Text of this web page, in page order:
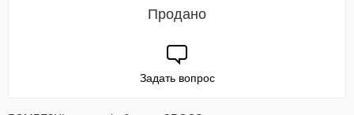
Продано
Задать вопрос